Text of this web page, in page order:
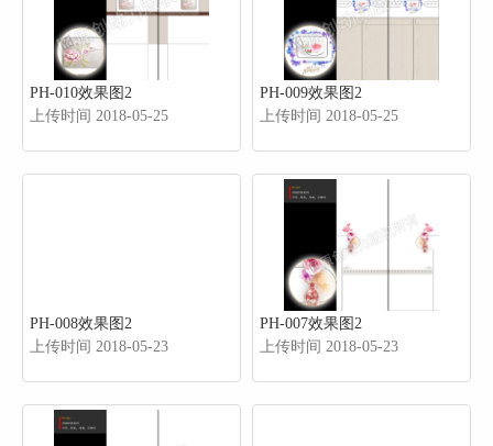
PH-010效果图2
上传时间 2018-05-25
PH-009效果图2
上传时间 2018-05-25
PH-008效果图2
上传时间 2018-05-23
PH-007效果图2
上传时间 2018-05-23